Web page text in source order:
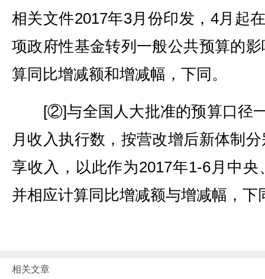
相关文件2017年3月份印发，4月起
项政府性基金转列一般公共预算的
算同比增减额和增减幅，下同。
[②]与全国人大批准的预算口径一
月收入执行数，按营改增后新体制
享收入，以此作为2017年1-6月中
并相应计算同比增减额与增减幅，下
相关文章